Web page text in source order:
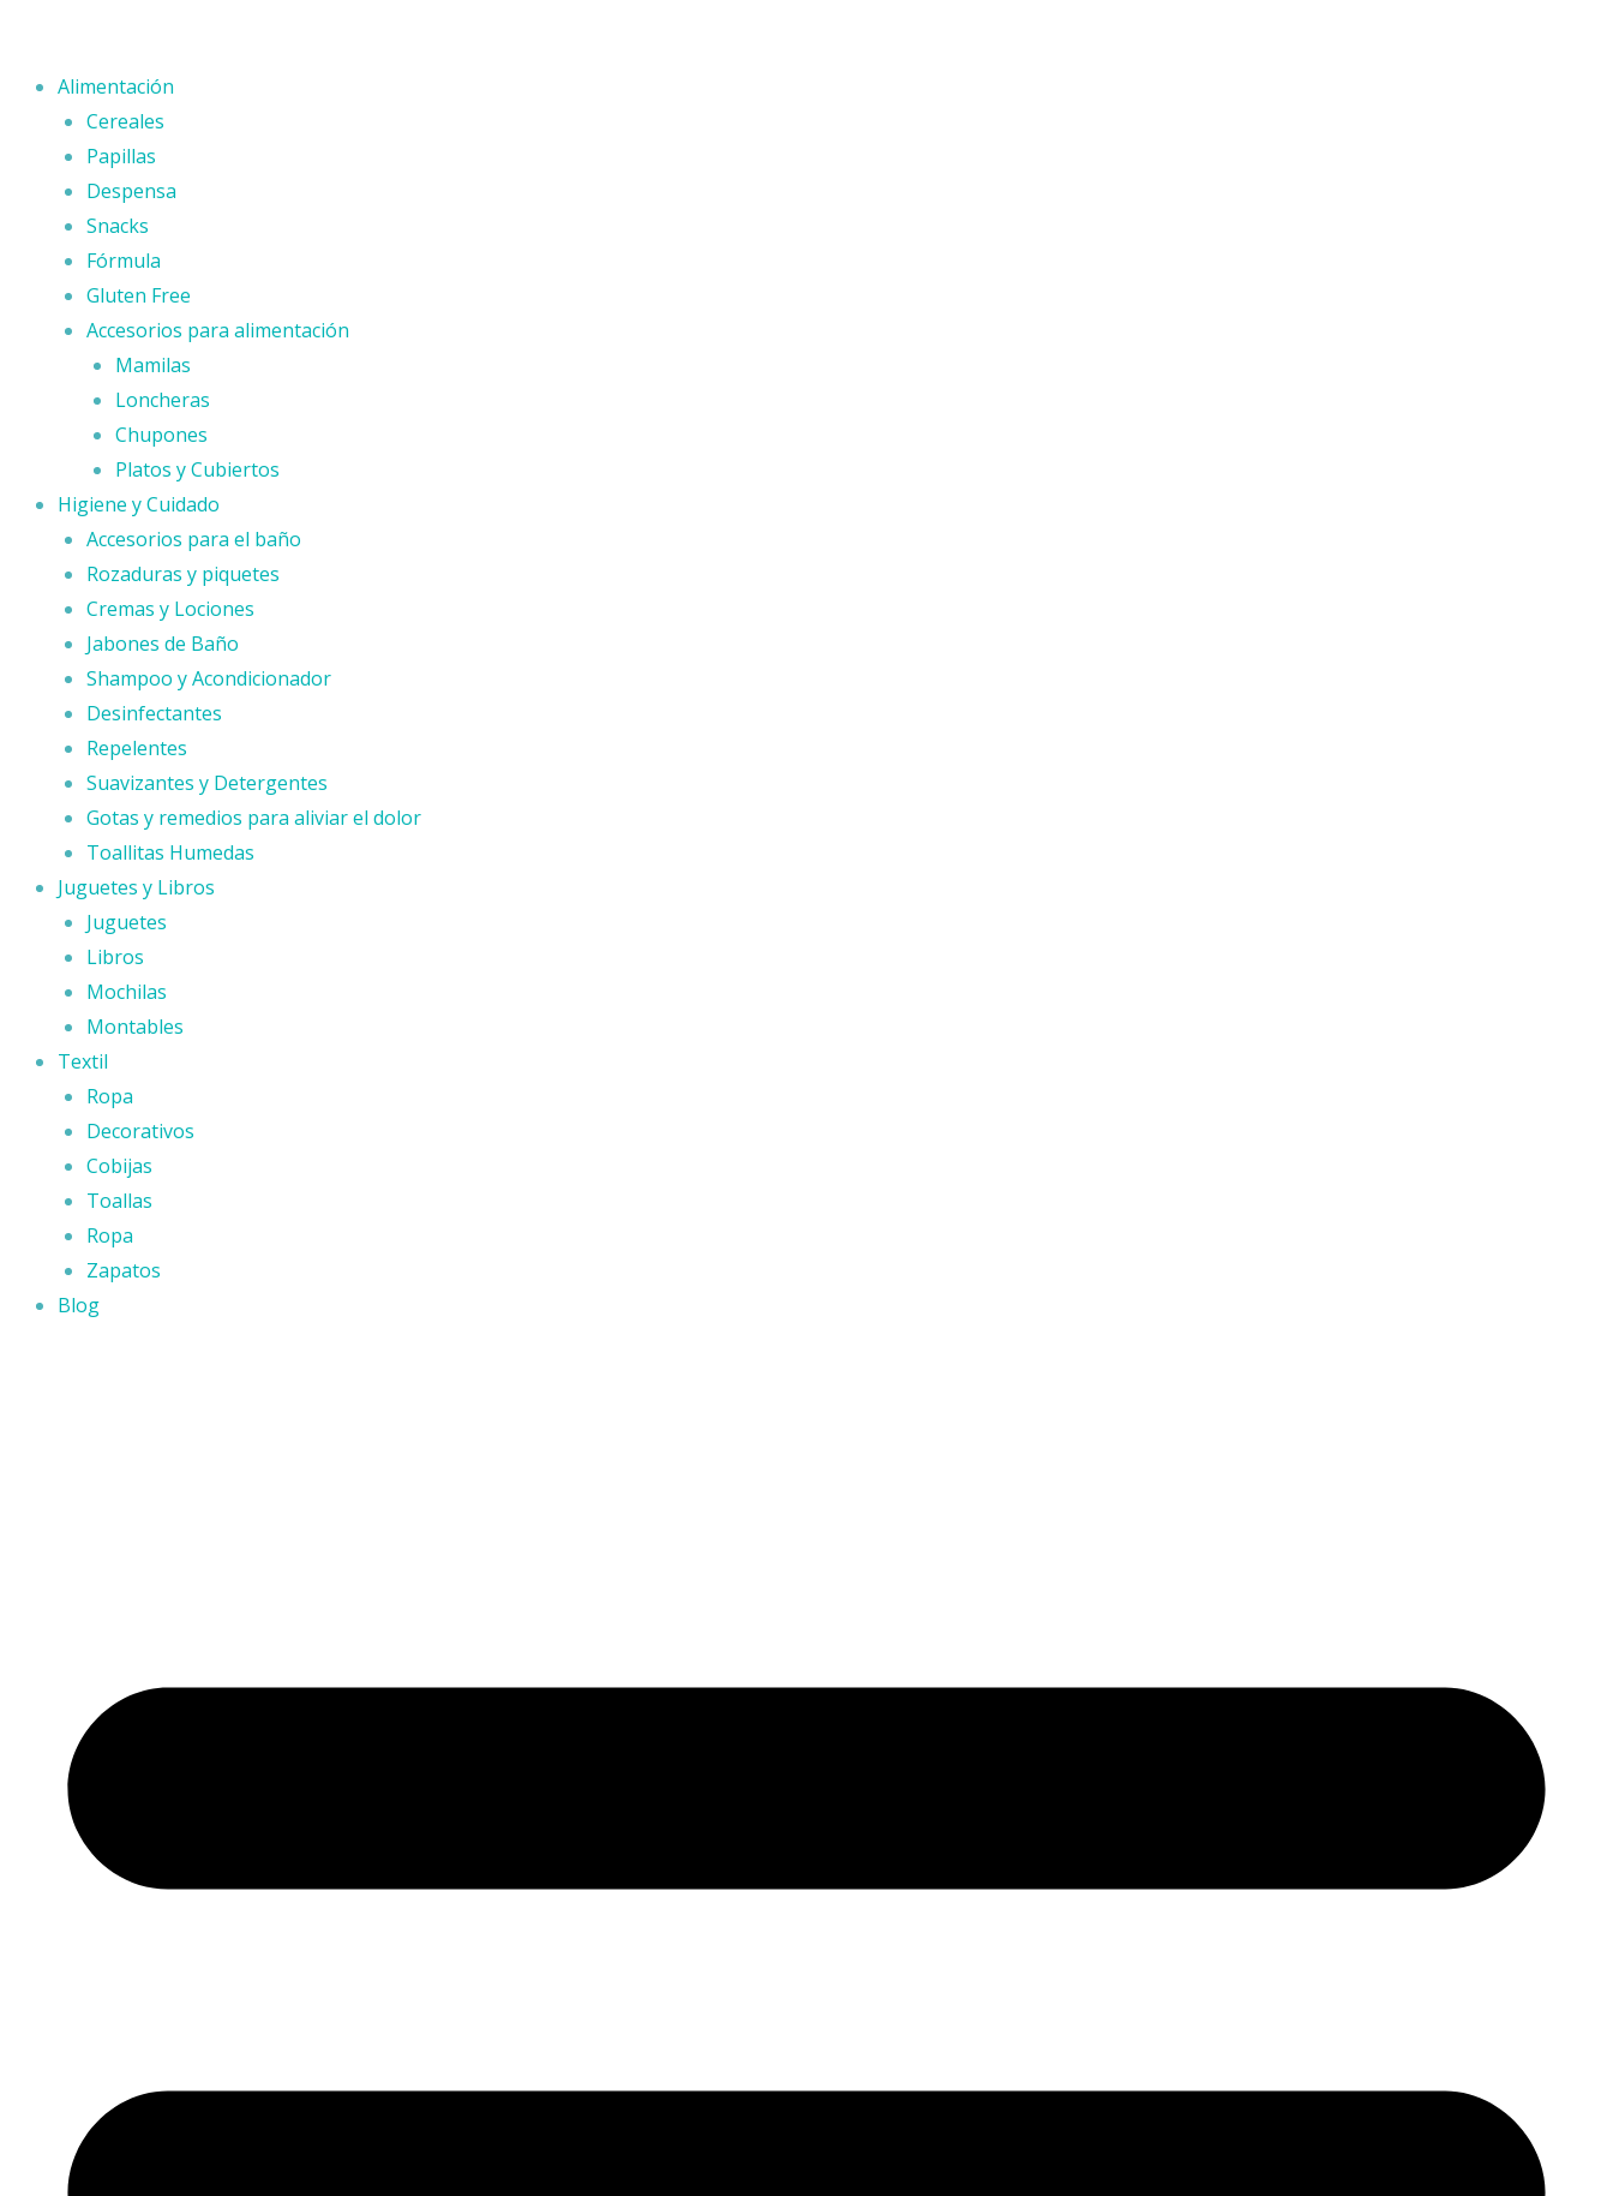
contenidoAlimentación
Cereales
Papillas
Despensa
Snacks
Fórmula
Gluten Free
Accesorios para alimentación
Mamilas
Loncheras
Chupones
Platos y Cubiertos
Higiene y Cuidado
Accesorios para el baño
Rozaduras y piquetes
Cremas y Lociones
Jabones de Baño
Shampoo y Acondicionador
Desinfectantes
Repelentes
Suavizantes y Detergentes
Gotas y remedios para aliviar el dolor
Toallitas Humedas
Juguetes y Libros
Juguetes
Libros
Mochilas
Montables
Textil
Ropa
Decorativos
Cobijas
Toallas
Ropa
Zapatos
Blog